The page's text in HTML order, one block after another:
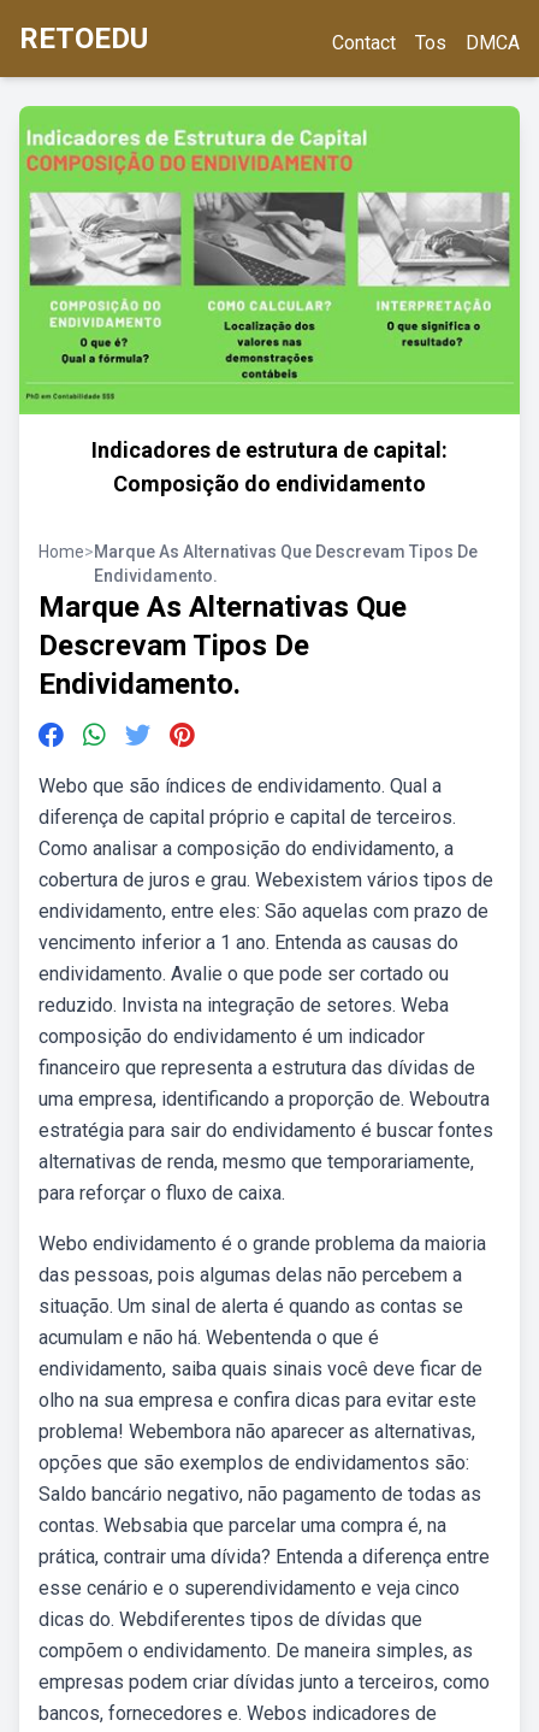
RETOEDU Contact Tos DMCA
Indicadores de estrutura de capital:
Composição do endividamento
Home>Marque As Alternativas Que Descrevam Tipos De
Endividamento.
Marque As Alternativas Que
Descrevam Tipos De
Endividamento.
Webo que são índices de endividamento. Qual a
diferença de capital próprio e capital de terceiros.
Como analisar a composição do endividamento, a
cobertura de juros e grau. Webexistem vários tipos de
endividamento, entre eles: São aquelas com prazo de
vencimento inferior a 1 ano. Entenda as causas do
endividamento. Avalie o que pode ser cortado ou
reduzido. Invista na integração de setores. Weba
composição do endividamento é um indicador
financeiro que representa a estrutura das dívidas de
uma empresa, identificando a proporção de. Weboutra
estratégia para sair do endividamento é buscar fontes
alternativas de renda, mesmo que temporariamente,
para reforçar o fluxo de caixa.
Webo endividamento é o grande problema da maioria
das pessoas, pois algumas delas não percebem a
situação. Um sinal de alerta é quando as contas se
acumulam e não há. Webentenda o que é
endividamento, saiba quais sinais você deve ficar de
olho na sua empresa e confira dicas para evitar este
problema! Webembora não aparecer as alternativas,
opções que são exemplos de endividamentos são:
Saldo bancário negativo, não pagamento de todas as
contas. Websabia que parcelar uma compra é, na
prática, contrair uma dívida? Entenda a diferença entre
esse cenário e o superendividamento e veja cinco
dicas do. Webdiferentes tipos de dívidas que
compõem o endividamento. De maneira simples, as
empresas podem criar dívidas junto a terceiros, como
bancos, fornecedores e. Webos indicadores de